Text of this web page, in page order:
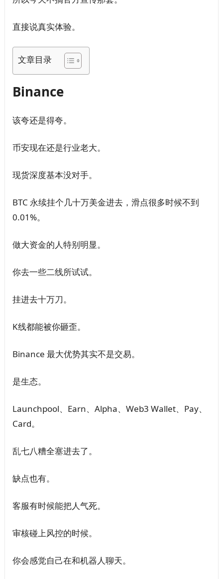
直接说真实体验。
文章目录
Binance
该夸还是得夸。
币安现在还是行业老大。
现货深度基本没对手。
BTC 永续挂个几十万美金进去，滑点很多时候不到
0.01%。
做大资金的人特别明显。
你去一些二线所试试。
挂进去十万刀。
K线都能被你砸歪。
Binance 最大优势其实不是交易。
是生态。
Launchpool、Earn、Alpha、Web3 Wallet、Pay、
Card。
乱七八糟全塞进去了。
缺点也有。
客服有时候能把人气死。
审核碰上风控的时候。
你会感觉自己在和机器人聊天。